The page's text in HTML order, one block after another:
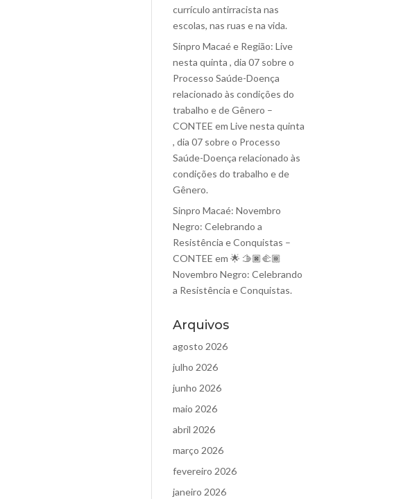
currículo antirracista nas
escolas, nas ruas e na vida.
Sinpro Macaé e Região: Live
nesta quinta , dia 07 sobre o
Processo Saúde-Doença
relacionado às condições do
trabalho e de Gênero –
CONTEE emLive nesta quinta
, dia 07 sobre o Processo
Saúde-Doença relacionado às
condições do trabalho e de
Gênero.
Sinpro Macaé: Novembro
Negro: Celebrando a
Resistência e Conquistas –
CONTEE em🌟 🫱🏿‍🫲🏾
Novembro Negro: Celebrando
a Resistência e Conquistas.
Arquivos
agosto 2026
julho 2026
junho 2026
maio 2026
abril 2026
março 2026
fevereiro 2026
janeiro 2026